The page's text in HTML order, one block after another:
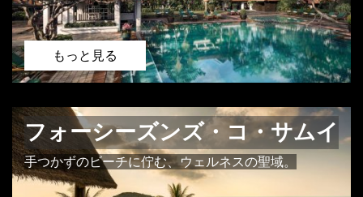
もっと見る
フォーシーズンズ・コ・サムイ
手つかずのビーチに佇む、ウェルネスの聖域。